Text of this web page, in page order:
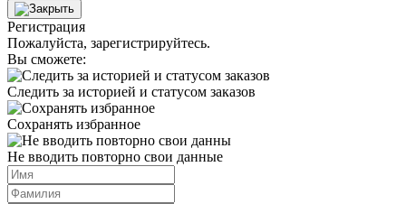
Регистрация
Пожалуйста, зарегистрируйтесь.
Вы сможете:
Следить за историей и статусом заказов
Сохранять избранное
Не вводить повторно свои данные